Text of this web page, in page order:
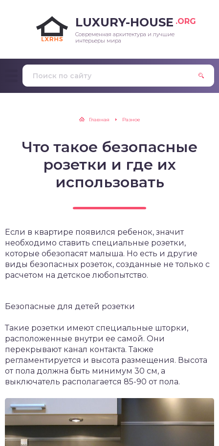
LUXURY-HOUSE .ORG
Современная архитектура и лучшие
интерьеры мира
Главная Разное
Что такое безопасные
розетки и где их
использовать
Если в квартире появился ребенок, значит
необходимо ставить специальные розетки,
которые обезопасят малыша. Но есть и другие
виды безопасных розеток, созданные не только с
расчетом на детское любопытство.
Безопасные для детей розетки
Такие розетки имеют специальные шторки,
расположенные внутри ее самой. Они
перекрывают канал контакта. Также
регламентируется и высота размещения. Высота
от пола должна быть минимум 30 см, а
выключатель располагается 85-90 от пола.